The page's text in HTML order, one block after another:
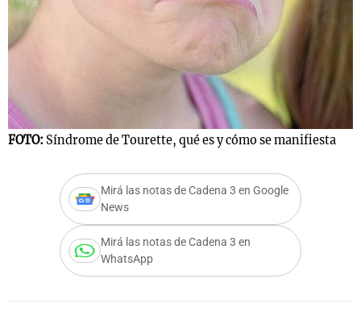
FOTO: Síndrome de Tourette, qué es y cómo se manifiesta
Mirá las notas de Cadena 3 en Google
News
Mirá las notas de Cadena 3 en
WhatsApp
Notas
Mundial 2026
Notas
La Sole en
Cadena 3